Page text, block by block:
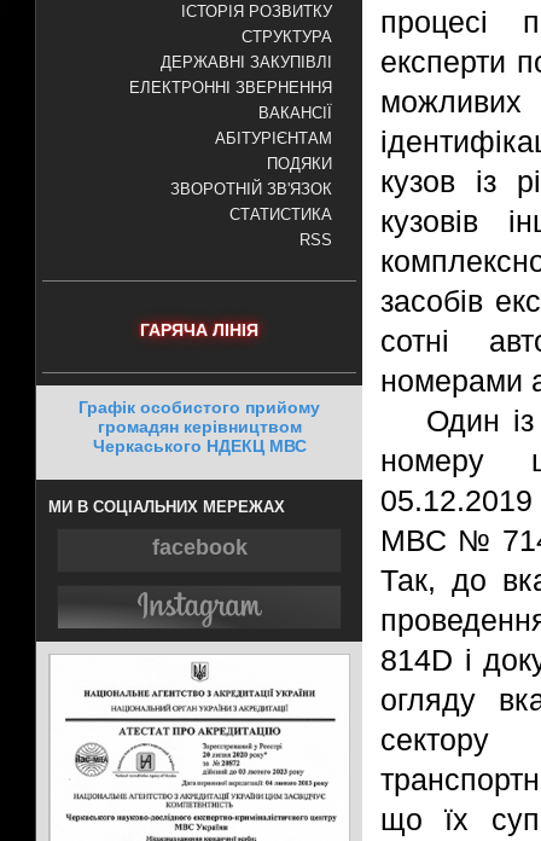
ІСТОРІЯ РОЗВИТКУ
СТРУКТУРА
ДЕРЖАВНІ ЗАКУПІВЛІ
ЕЛЕКТРОННІ ЗВЕРНЕННЯ
ВАКАНСІЇ
АБІТУРІЄНТАМ
ПОДЯКИ
ЗВОРОТНІЙ ЗВ'ЯЗОК
СТАТИСТИКА
RSS
ГАРЯЧА ЛІНІЯ
Графік особистого прийому
громадян керівництвом
Черкаського НДЕКЦ МВС
МИ В СОЦІАЛЬНИХ МЕРЕЖАХ
facebook
процесі
експерти
кузов із
кузовів
засобів
сотні
номерами
Один із
номеру
МВС №
Так, до
814D і
огляду
сектору
що їх